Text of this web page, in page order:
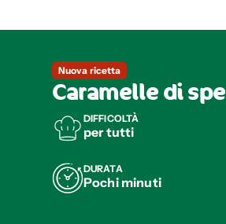
Nuova ricetta
Caramelle di
DIFFICOLTÀ
per tutti
DURATA
Pochi minuti